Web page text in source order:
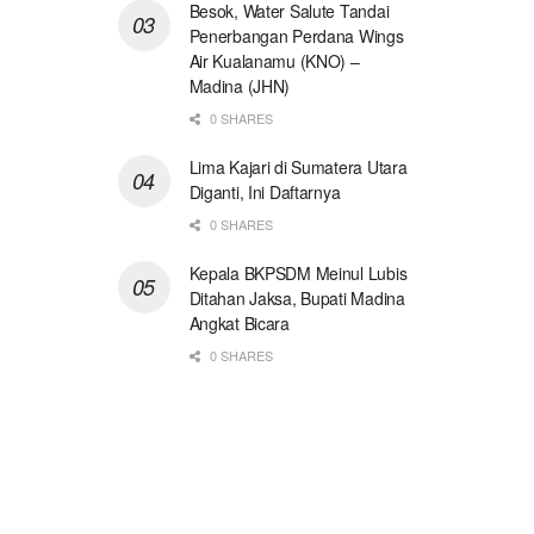
Besok, Water Salute Tandai
Penerbangan Perdana Wings
Air Kualanamu (KNO) –
Madina (JHN)
0 SHARES
Lima Kajari di Sumatera Utara
Diganti, Ini Daftarnya
0 SHARES
Kepala BKPSDM Meinul Lubis
Ditahan Jaksa, Bupati Madina
Angkat Bicara
0 SHARES